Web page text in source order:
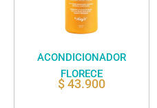
ACONDICIONADOR
FLORECE
$43.900